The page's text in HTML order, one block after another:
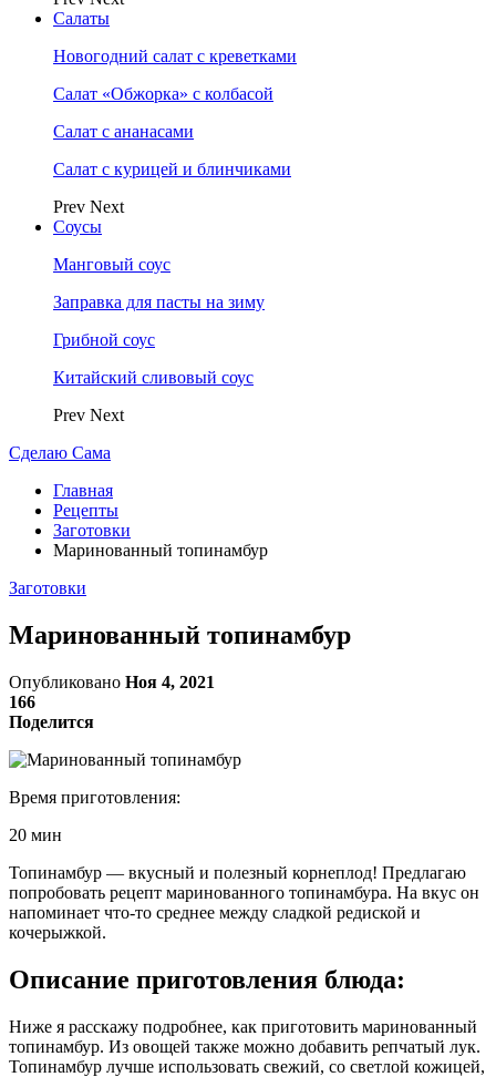
Салаты
Новогодний салат с креветками
Салат «Обжорка» с колбасой
Салат с ананасами
Салат с курицей и блинчиками
Prev Next
Соусы
Манговый соус
Заправка для пасты на зиму
Грибной соус
Китайский сливовый соус
Prev Next
Сделаю Сама
Главная
Рецепты
Заготовки
Маринованный топинамбур
Заготовки
Маринованный топинамбур
Опубликовано Ноя 4, 2021
166
Поделится
Время приготовления:
20 мин
Топинамбур — вкусный и полезный корнеплод! Предлагаю
попробовать рецепт маринованного топинамбура. На вкус он
напоминает что-то среднее между сладкой редиской и
кочерыжкой.
Описание приготовления блюда:
Ниже я расскажу подробнее, как приготовить маринованный
топинамбур. Из овощей также можно добавить репчатый лук.
Топинамбур лучше использовать свежий, со светлой кожицей,